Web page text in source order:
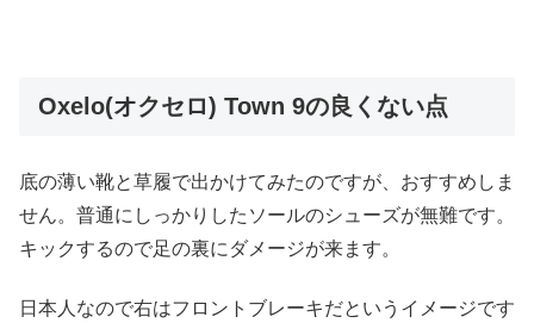
Oxelo(オクセロ) Town 9の良くない点
底の薄い靴と草履で出かけてみたのですが、おすすめしま
せん。普通にしっかりしたソールのシューズが無難です。
キックするので足の裏にダメージが来ます。
日本人なので右はフロントブレーキだというイメージです